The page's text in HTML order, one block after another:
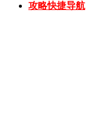
攻略快捷导航